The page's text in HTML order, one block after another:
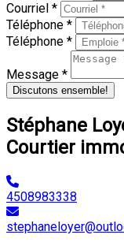
Courriel *
Téléphone *
Téléphone *
Message *
Discutons ensemble!
Stéphane
Courtier
4508983338